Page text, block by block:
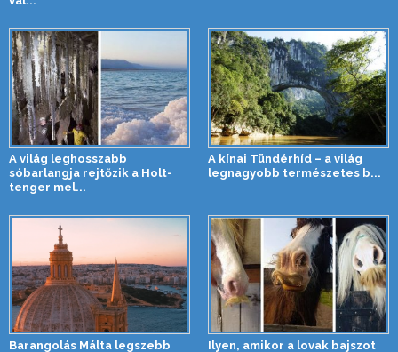
A világ leghosszabb
sóbarlangja rejtőzik a Holt-
tenger mel...
A kínai Tündérhíd – a világ
legnagyobb természetes b...
Barangolás Málta legszebb
Ilyen, amikor a lovak bajszot